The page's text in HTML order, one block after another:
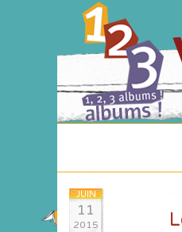
JUIN
11
2015